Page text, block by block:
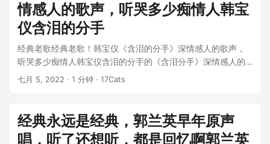
情感人的歌声，听哭多少痴情人韩宝
仪含泪的分手
经典老歌经典老歌！韩宝仪《含泪的分手》深情感人的歌声，
听哭多少痴情人韩宝仪含泪的分手的《含泪分手》深情感人的
歌声，听着有多少痴情的人哭？ __](javascript:;) 经...
七月 5, 2022 · 1 分钟 · 17Cats
经典永远是经典，郭兰英早年原声
唱，听了还想听，都是回忆啊郭兰英